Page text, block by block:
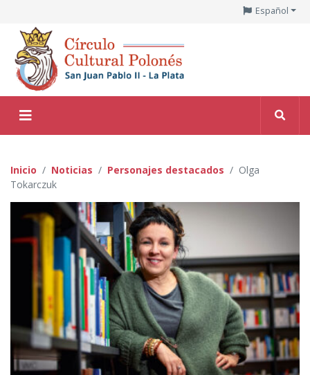
Español
Inicio Noticias Personajes destacados
Olga
Tokarczuk